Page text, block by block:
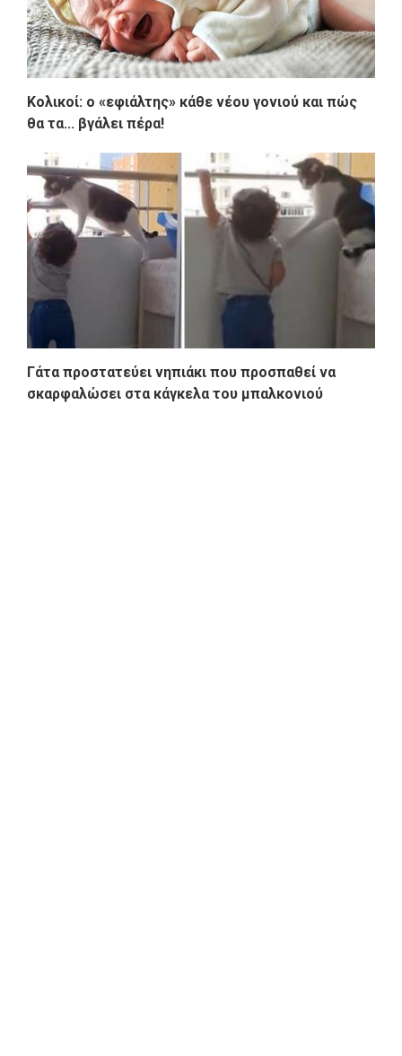
Κολικοί: ο «εφιάλτης» κάθε νέου γονιού και πώς
θα τα... βγάλει πέρα!
Γάτα προστατεύει νηπιάκι που προσπαθεί να
σκαρφαλώσει στα κάγκελα του μπαλκονιού